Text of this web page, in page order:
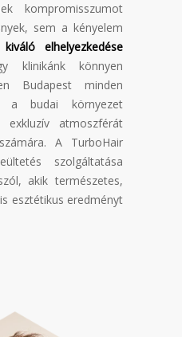
kompromisszumot
sem a kényelem
elhelyezkedése
klinikánk könnyen
Budapest minden
a budai környezet
atmoszférát
A TurboHair
szolgáltatása
akik természetes,
esztétikus eredményt